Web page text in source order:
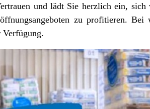
und lädt Sie herzlich ein,
zu profitieren. Bei
Verfügung.